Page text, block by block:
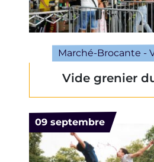
Marché-Brocante -
Vide grenier
Le
09 septembre